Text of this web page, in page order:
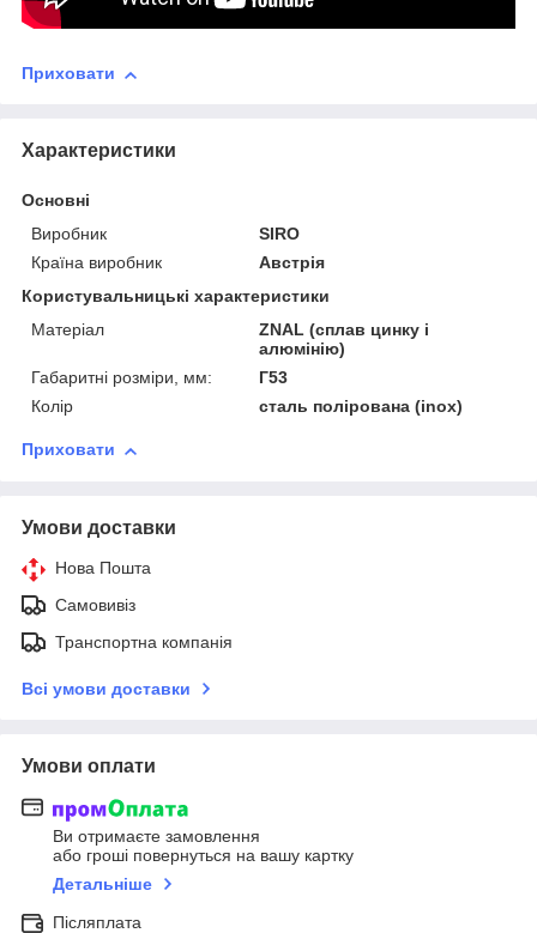
Приховати
Характеристики
Основні
Виробник
SIRO
Країна виробник
Австрія
Користувальницькі характеристики
Матеріал
ZNAL (сплав цинку і
алюмінію)
Габаритні розміри, мм:
Г53
Колір
сталь полірована (inox)
Приховати
Умови доставки
Нова Пошта
Самовивіз
Транспортна компанія
Всі умови доставки
Умови оплати
Ви отримаєте замовлення
або гроші повернуться на вашу картку
Детальніше
Післяплата